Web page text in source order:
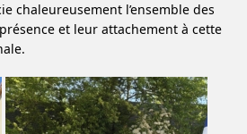
chaleureusement l’ensemble des
et leur attachement à cette